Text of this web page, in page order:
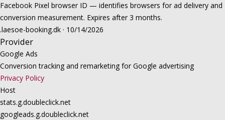
Facebook Pixel browser ID — identifies browsers for ad delivery and
conversion measurement. Expires after 3 months.
.laesoe-booking.dk · 10/14/2026
Provider
Google Ads
Conversion tracking and remarketing for Google advertising
Privacy Policy
Host
stats.g.doubleclick.net
googleads.g.doubleclick.net